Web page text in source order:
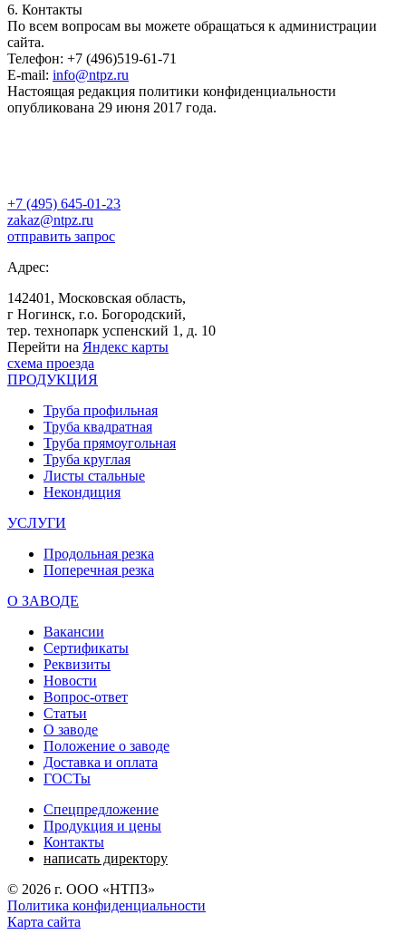
6. Контакты
По всем вопросам вы можете обращаться к администрации
сайта.
Телефон: +7 (496)519-61-71
E-mail: info@ntpz.ru
Настоящая редакция политики конфиденциальности
опубликована 29 июня 2017 года.
+7 (495) 645-01-23
zakaz@ntpz.ru
отправить запрос
Адрес:
142401, Московская область,
г Ногинск, г.о. Богородский,
тер. технопарк успенский 1, д. 10
Перейти на Яндекс карты
схема проезда
ПРОДУКЦИЯ
Труба профильная
Труба квадратная
Труба прямоугольная
Труба круглая
Листы стальные
Некондиция
УСЛУГИ
Продольная резка
Поперечная резка
О ЗАВОДЕ
Вакансии
Сертификаты
Реквизиты
Новости
Вопрос-ответ
Статьи
О заводе
Положение о заводе
Доставка и оплата
ГОСТы
Спецпредложение
Продукция и цены
Контакты
написать директору
© 2026 г. ООО «НТПЗ»
Политика конфиденциальности
Карта сайта